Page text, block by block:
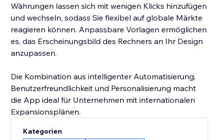
Währungen lassen sich mit wenigen Klicks hinzufügen
und wechseln, sodass Sie flexibel auf globale Märkte
reagieren können. Anpassbare Vorlagen ermöglichen
es, das Erscheinungsbild des Rechners an Ihr Design
anzupassen.
Die Kombination aus intelligenter Automatisierung,
Benutzerfreundlichkeit und Personalisierung macht
die App ideal für Unternehmen mit internationalen
Expansionsplänen.
Kategorien